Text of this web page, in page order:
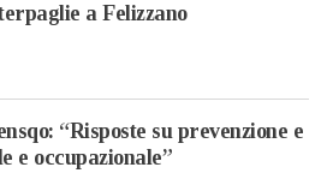
a Felizzano
“Risposte su prevenzione e
e occupazionale”